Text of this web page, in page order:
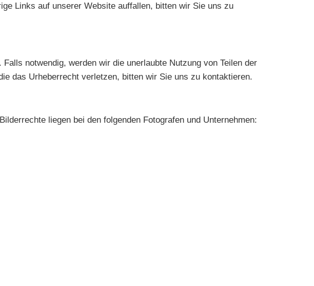
Links auf unserer Website auffallen, bitten wir Sie uns zu
notwendig, werden wir die unerlaubte Nutzung von Teilen der
das Urheberrecht verletzen, bitten wir Sie uns zu kontaktieren.
liegen bei den folgenden Fotografen und Unternehmen: